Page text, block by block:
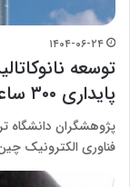
۱۴۰۴-۰۶-۲۴
توسعه
پایداری ۳۰۰ ساعته
پژوهشگران دانشگاه
فناوری الکترونیک